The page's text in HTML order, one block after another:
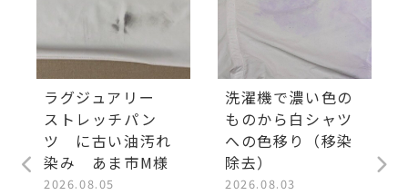
ラグジュアリー
ストレッチパン
ツ に古い油汚れ
染み あま市M様
2026.08.05
洗濯機で濃い色の
ものから白シャツ
への色移り（移染
除去）
2026.08.03